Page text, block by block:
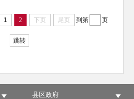
1 2 下页 尾页 到第 页
跳转
县区政府